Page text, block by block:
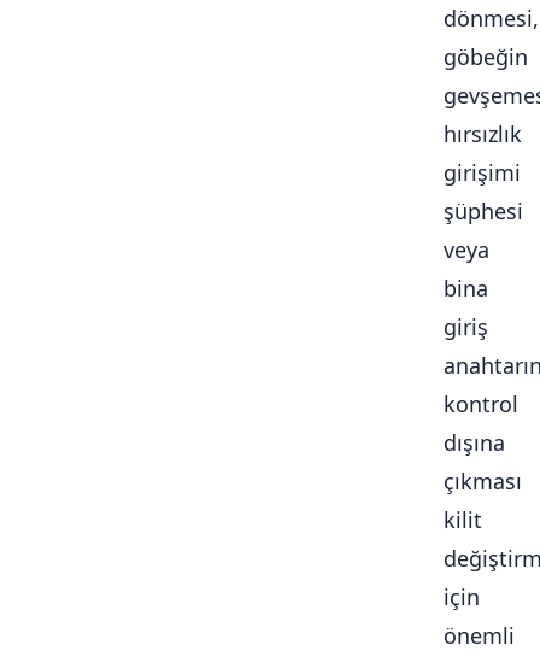
dönmesi,
göbeğin
hırsızlık
girişimi
şüphesi
veya
bina
giriş
kontrol
dışına
çıkması
kilit
için
önemli